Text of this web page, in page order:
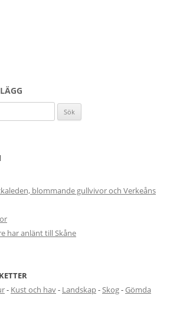
blommande gullvivor och Verkeåns
har anlänt till Skåne
- Kust och hav- Landskap-Skog-Gömda